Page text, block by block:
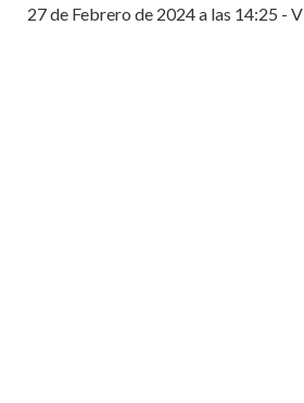
27 de Febrero de 2024 a las 14:25 -